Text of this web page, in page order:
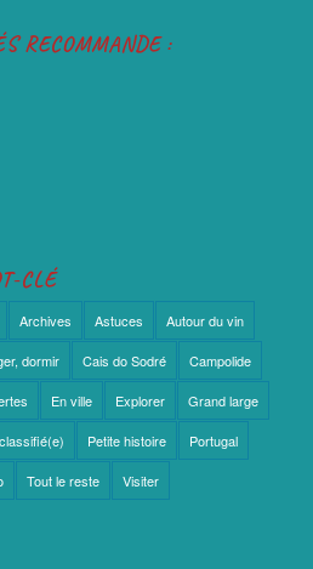
RECOMMANDE :
CLÉ
Archives Astuces Autour du vin
dormir Cais do Sodré Campolide
En ville Explorer Grand large
Petite histoire Portugal
Tout le reste Visiter